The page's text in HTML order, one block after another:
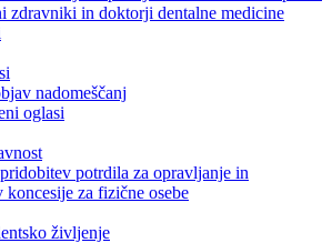
zdravniki in doktorji dentalne medicine
nadomeščanj
oglasi
potrdila za opravljanje in
koncesije za fizične osebe
življenje